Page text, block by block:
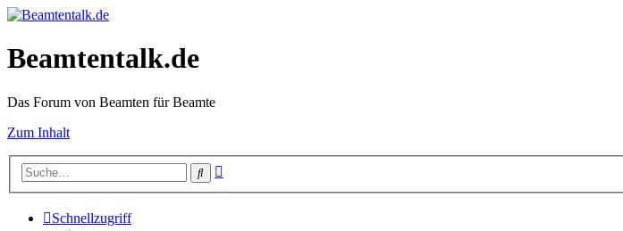
Beamtentalk.de
Das Forum von Beamten für Beamte
Zum Inhalt
Suche
Schnellzugriff